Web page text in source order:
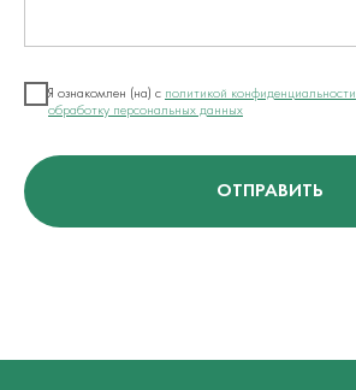
Я ознакомлен (на) с политикой конфиденциальности
обработку персональных данных
ОТПРАВИТЬ